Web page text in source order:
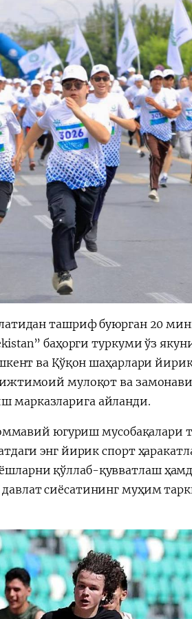
ташриф буюрган 20
баҳорги туркуми ўз
ва Қўқон шаҳарлари
мулоқот ва
марказларига айланди.
югуриш мусобақалари
энг йирик спорт
қўллаб-қувватлаш
сиёсатининг муҳим